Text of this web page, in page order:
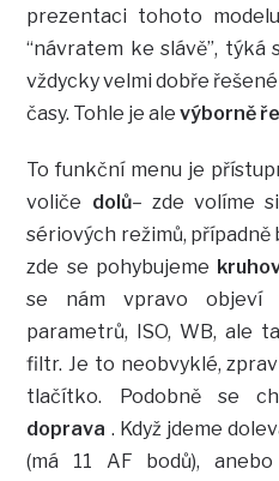
prezentaci tohoto
“návratem ke slávě”, týká
vždycky velmi dobře
časy. Tohle je alevýborně
To funkční menu je
voliče dolů– zde volíme
sériových režimů,
zde se pohybujeme
se nám vpravo objeví
parametrů, ISO, WB, ale
filtr. Je to neobvyklé,
tlačítko. Podobně se
doprava . Když jdeme
(má 11 AF bodů),